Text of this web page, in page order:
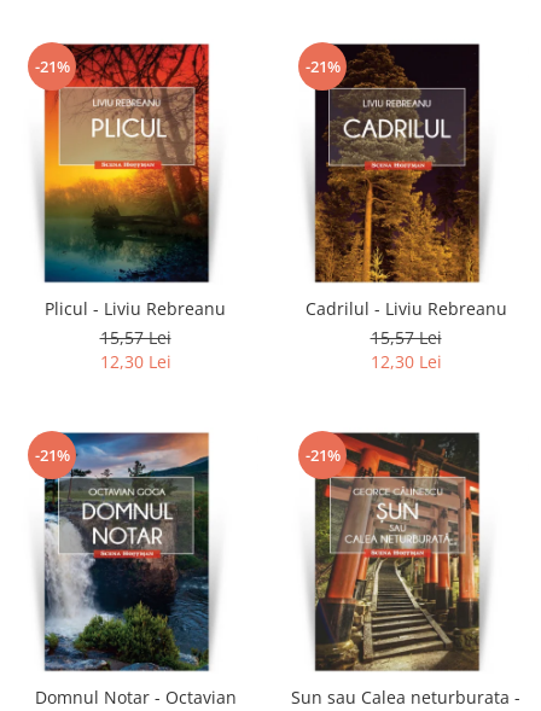
-21%
Plicul - Liviu Rebreanu
15,57 Lei
12,30 Lei
-21%
Cadrilul - Liviu Rebreanu
15,57 Lei
12,30 Lei
-21%
Domnul Notar - Octavian
-21%
Sun sau Calea neturburata -